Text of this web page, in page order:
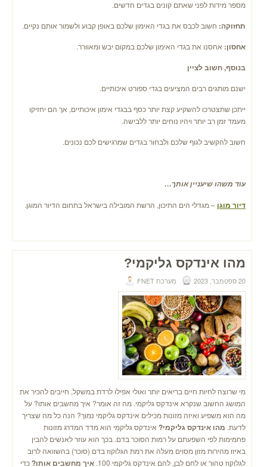
מספר מידות לפני שאתם קונים בגדים חדשים.
תחזוקה: חשוב לכבס את בגדי האימון שלכם באופן קבוע ולשמור אותם נקיים.
אחסון: אחסנו את בגדי האימון שלכם במקום יבש ומאוורר.
בנוסף, חשוב לציין
ישנם מותגים רבים המציעים בגדי ספורט איכותיים.
ייתכן שתצטרכו להשקיע קצת יותר כסף בבגדי אימון איכותיים, אך הם יחזיקו
מעמד זמן רב יותר ויהיו נוחים יותר ללבישה.
חשוב להקשיב לגוף שלכם ולבחור בגדים שמרגישים לכם נכונים.
עוד משהו שיעניין אותך…
דיור מוגן – מגדלי הים התיכון, הרשת המובילה בישראל בתחום הדיור המוגן.
מהו אינדקס גליקמי?
20 ספטמבר, 2023 מערכת FNET
מי שרוצה לחיות חיים בריאים יותר ואולי אפילו לרדת במשקל, חייבים להכיר את
המושג החשוב שנקרא אינדקס גליקמי. מה זה אומר? איך מחשבים אותו? על
מה הוא משפיע ואיזה מזונות מכילים אינדקס גליקמי נמוך? הנה כל מה שצריך
לדעת. מהו אינדקס גליקמי? אינדקס גליקמי הוא מדד המדרג מזונות
פחמימות לפי השפעתם על רמות הסוכר בדם. בכך הוא עוזר לאנשים להבין
באיזו מהירות מזון מסוים מעלה את רמת הגלוקוז בדם (סוכר) בהשוואה לרוב
לגלוקוז טהור או לחם לבן, להם אינדקס גליקמי 100.
איך מחשבים אותו?כדי